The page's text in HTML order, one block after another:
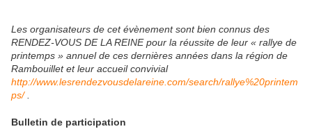
Les organisateurs de cet évènement sont bien connus des
RENDEZ-VOUS DE LA REINE pour la réussite de leur « rallye de
printemps » annuel de ces dernières années dans la région de
Rambouillet et leur accueil convivial
http://www.lesrendezvousdelareine.com/search/rallye%20printem
ps/.
Bulletin de participation